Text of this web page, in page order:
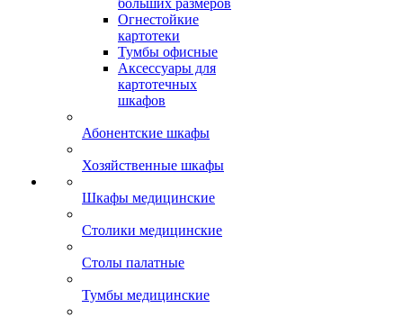
больших размеров
Огнестойкие
картотеки
Тумбы офисные
Аксессуары для
картотечных
шкафов
Абонентские шкафы
Хозяйственные шкафы
Шкафы медицинские
Столики медицинские
Столы палатные
Тумбы медицинские